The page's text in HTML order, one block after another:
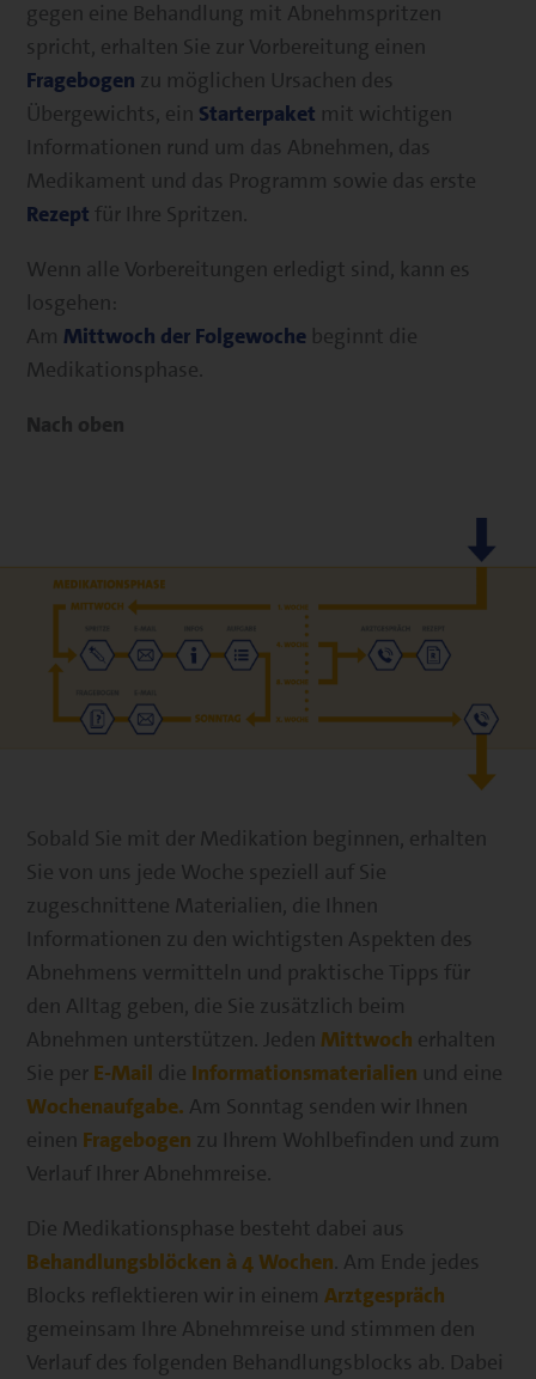
gegen eine Behandlung mit Abnehmspritzen
spricht, erhalten Sie zur Vorbereitung einen
Fragebogen zu möglichen Ursachen des
Übergewichts, ein Starterpaket mit wichtigen
Informationen rund um das Abnehmen, das
Medikament und das Programm sowie das erste
Rezept für Ihre Spritzen.
Wenn alle Vorbereitungen erledigt sind, kann es
losgehen:
AmMittwoch der Folgewoche beginnt die
Medikationsphase.
Nach oben
Sobald Sie mit der Medikation beginnen, erhalten
Sie von uns jede Woche speziell auf Sie
zugeschnittene Materialien, die Ihnen
Informationen zu den wichtigsten Aspekten des
Abnehmens vermitteln und praktische Tipps für
den Alltag geben, die Sie zusätzlich beim
Abnehmen unterstützen. JedenMittwoch erhalten
Sie per E-Mail die Informationsmaterialien und eine
Wochenaufgabe. Am Sonntag senden wir Ihnen
einen Fragebogen zu Ihrem Wohlbefinden und zum
Verlauf Ihrer Abnehmreise.
Die Medikationsphase besteht dabei aus
Behandlungsblöcken à 4 Wochen . Am Ende jedes
Blocks reflektieren wir in einemArztgespräch
gemeinsam Ihre Abnehmreise und stimmen den
Verlauf des folgenden Behandlungsblocks ab. Dabei